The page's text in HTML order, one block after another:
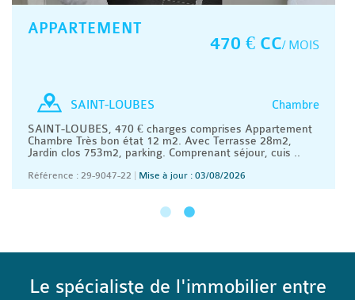
APPARTEMENT
470 € CC/ MOIS
Chambre
SAINT-LOUBES
SAINT-LOUBES, 470 € charges comprises Appartement
Chambre Très bon état 12 m2. Avec Terrasse 28m2,
Jardin clos 753m2, parking. Comprenant séjour, cuis ..
Référence : 29-9047-22 Mise à jour : 03/08/2026
Le spécialiste de l'immobilier entre